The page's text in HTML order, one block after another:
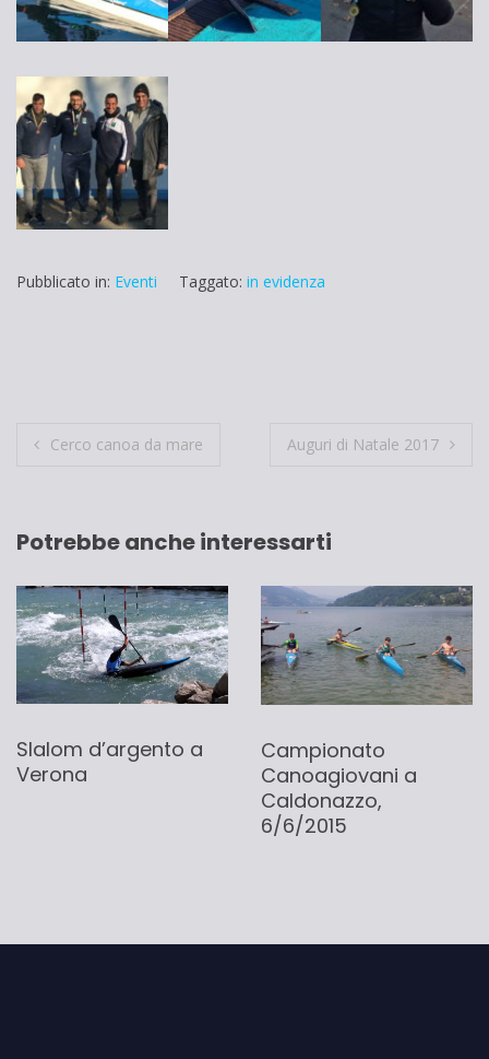
Pubblicato in: Eventi Taggato: in evidenza
Navigazione
Cerco canoa da mare Auguri di Natale 2017
Potrebbe anche interessarti
Slalom d’argento a
Verona
Campionato
Canoagiovani a
Caldonazzo,
6/6/2015